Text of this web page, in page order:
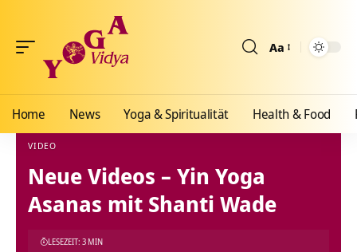
Aa
Home News Yoga & Spiritualität Health & Food
Yoga Vidya Blog - Yoga, Meditation und Ayurveda>Blog> Videos
VIDEO
Neue Videos – Yin Yoga
Asanas mit Shanti Wade
LESEZEIT: 3 MIN